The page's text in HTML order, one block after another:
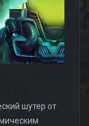
шутер от